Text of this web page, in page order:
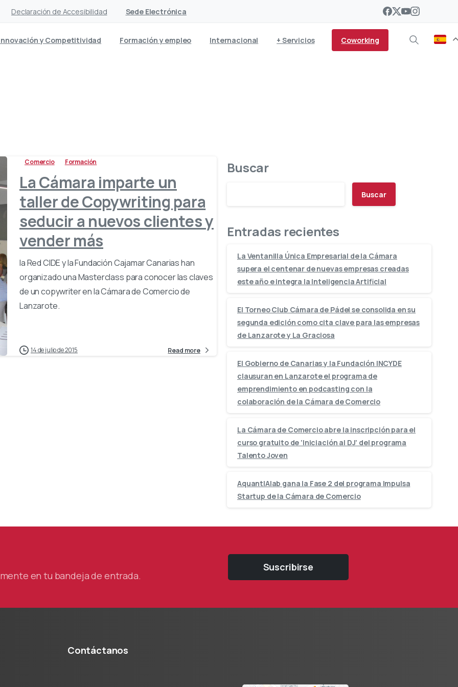
Declaración de Accesibilidad Sede Electrónica
y Competitividad Formación y empleo Internacional + Servicios Coworking
Comercio Formación
La Cámara imparte un
taller de Copywriting para
seducir a nuevos clientes y
vender más
la Red CIDE y la Fundación Cajamar Canarias han
organizado una Masterclass para conocer las claves
de un copywriter en la Cámara de Comercio de
Lanzarote.
14 de julio de 2015 Read more
Buscar
Buscar
Entradas recientes
La Ventanilla Única Empresarial de la Cámara
supera el centenar de nuevas empresas creadas
este año e integra la Inteligencia Artificial
El Torneo Club Cámara de Pádel se consolida en su
segunda edición como cita clave para las empresas
de Lanzarote y La Graciosa
El Gobierno de Canarias y la Fundación INCYDE
clausuran en Lanzarote el programa de
emprendimiento en podcasting con la
colaboración de la Cámara de Comercio
La Cámara de Comercio abre la inscripción para el
curso gratuito de ‘Iniciación al DJ’ del programa
Talento Joven
AquantIAlab gana la Fase 2 del programa Impulsa
Startup de la Cámara de Comercio
en tu bandeja de entrada.
Suscribirse
Contáctanos